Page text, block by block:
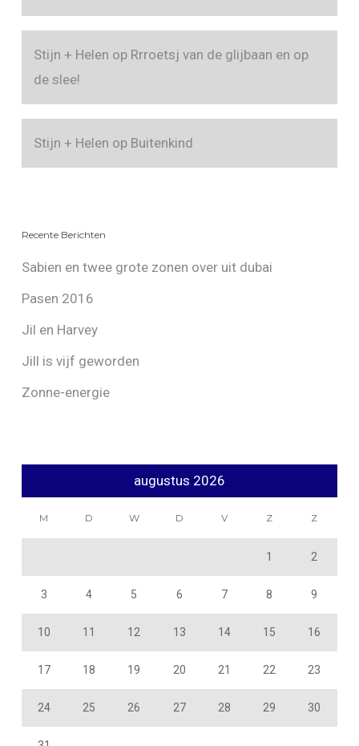
Stijn + Helen op Rrroetsj van de glijbaan en op
de slee!
Stijn + Helen op Buitenkind
Recente Berichten
Sabien en twee grote zonen over uit dubai
Pasen 2016
Jil en Harvey
Jill is vijf geworden
Zonne-energie
augustus 2026
M D W D V Z Z
1 2
3 4 5 6 7 8 9
10 11 12 13 14 15 16
17 18 19 20 21 22 23
24 25 26 27 28 29 30